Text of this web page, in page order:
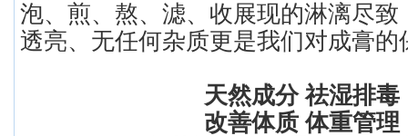
泡、煎、熬、滤、收展现的淋漓尽致
透亮、无任何杂质更是我们对成膏的
天然成分 祛湿排毒
改善体质 体重管理